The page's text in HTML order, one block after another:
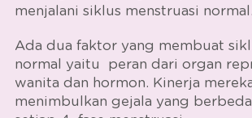
menjalani siklus menstruasi normal.
Ada dua faktor yang membuat
normal yaitu peran dari organ
wanita dan hormon. Kinerja
menimbulkan gejala yang